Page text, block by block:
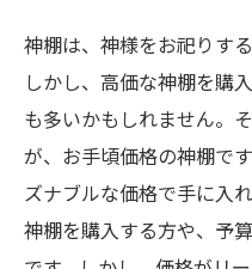
神棚は、神様をお祀りす
しかし、高価な神棚を購
も多いかもしれません。
が、お手頃価格の神棚で
ズナブルな価格で手に入
神棚を購入する方や、予